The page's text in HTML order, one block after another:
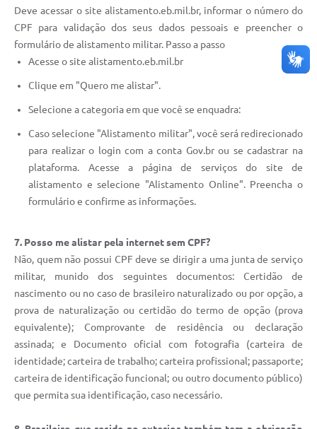
Deve acessar o site alistamento.eb.mil.br, informar o número do
CPF para validação dos seus dados pessoais e preencher o
formulário de alistamento militar. Passo a passo
Acesse o site alistamento.eb.mil.br
Clique em "Quero me alistar".
Selecione a categoria em que você se enquadra:
Caso selecione "Alistamento militar", você será redirecionado
para realizar o login com a conta Gov.br ou se cadastrar na
plataforma. Acesse a página de serviços do site de
alistamento e selecione "Alistamento Online". Preencha o
formulário e confirme as informações.
7. Posso me alistar pela internet sem CPF?
Não, quem não possui CPF deve se dirigir a uma junta de serviço
militar, munido dos seguintes documentos: Certidão de
nascimento ou no caso de brasileiro naturalizado ou por opção, a
prova de naturalização ou certidão do termo de opção (prova
equivalente); Comprovante de residência ou declaração
assinada; e Documento oficial com fotografia (carteira de
identidade; carteira de trabalho; carteira profissional; passaporte;
carteira de identificação funcional; ou outro documento público)
que permita sua identificação, caso necessário.